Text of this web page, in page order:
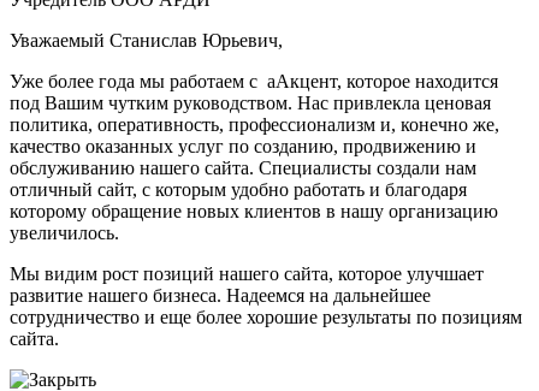
Уважаемый Станислав Юрьевич,
Уже более года мы работаем с аАкцент, которое находится
под Вашим чутким руководством. Нас привлекла ценовая
политика, оперативность, профессионализм и, конечно же,
качество оказанных услуг по созданию, продвижению и
обслуживанию нашего сайта. Специалисты создали нам
отличный сайт, с которым удобно работать и благодаря
которому обращение новых клиентов в нашу организацию
увеличилось.
Мы видим рост позиций нашего сайта, которое улучшает
развитие нашего бизнеса. Надеемся на дальнейшее
сотрудничество и еще более хорошие результаты по позициям
сайта.